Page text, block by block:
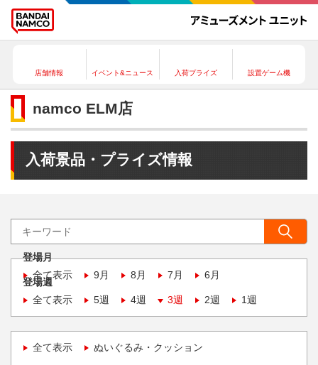
店舗情報 イベント&ニュース 入荷プライズ 設置ゲーム機
namco ELM店
入荷景品・プライズ情報
登場月
全て表示
9月 8月 7月 6月
登場週
全て表示
5週 4週 3週 2週 1週
全て表示 ぬいぐるみ・クッション